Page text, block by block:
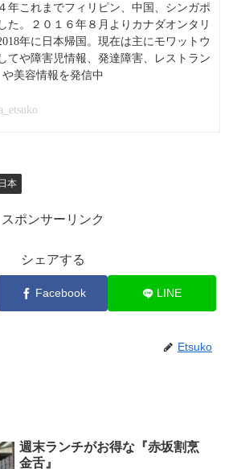
年これまでフィリピン、中国、シンガポ
た。２０１６年８月よりカナダオンタリ
年に日本帰国。現在は主にモワットウ
てや障害児情報、発達障害、レストラン
や美容情報を発信中
本
スポンサーリンク
シェアする
Facebook LINE
Etsuko
週末ランチがお得な『赤坂割烹
金舌』